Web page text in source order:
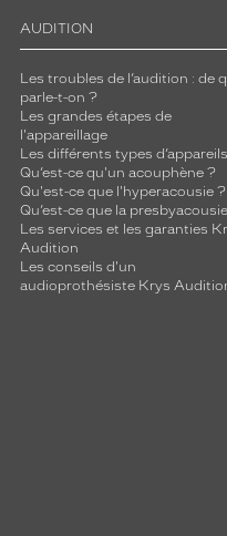
AUDITION
Les troubles de l’audition : de
parle-t-on ?
Les grandes étapes de
l'appareillage
Les différents types d’appareils
Qu’est-ce qu'un acouphène ?
Qu'est-ce que l'hyperacousie ?
Qu’est-ce que la
Les services et les garanties
Audition
Les conseils d'un
audioprothésiste Krys